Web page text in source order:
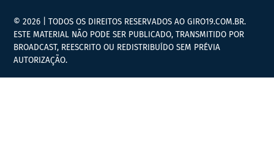
© 2026 | TODOS OS DIREITOS RESERVADOS AO GIRO19.COM.BR.
ESTE MATERIAL NÃO PODE SER PUBLICADO, TRANSMITIDO POR
BROADCAST, REESCRITO OU REDISTRIBUÍDO SEM PRÉVIA
AUTORIZAÇÃO.